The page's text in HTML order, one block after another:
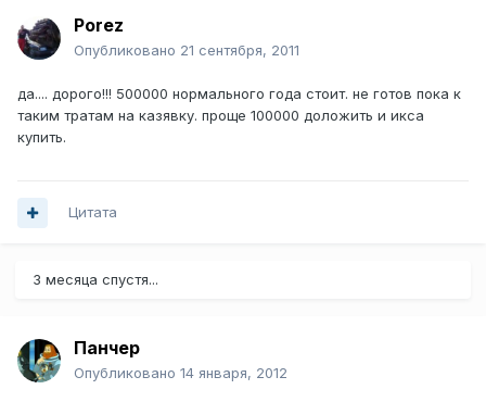
Porez
Опубликовано 21 сентября, 2011
да.... дорого!!! 500000 нормального года стоит. не готов пока к
таким тратам на казявку. проще 100000 доложить и икса
купить.
Цитата
3 месяца спустя...
Панчер
Опубликовано 14 января, 2012